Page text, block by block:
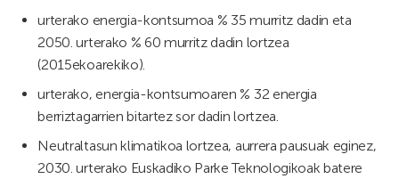
urterako energia-kontsumoa % 35 murritz dadin eta
2050. urterako % 60 murritz dadin lortzea
(2015ekoarekiko).
urterako, energia-kontsumoaren % 32 energia
berriztagarrien bitartez sor dadin lortzea.
Neutraltasun klimatikoa lortzea, aurrera pausuak eginez,
2030. urterako Euskadiko Parke Teknologikoak batere